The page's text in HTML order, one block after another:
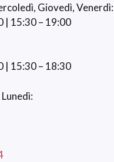
Giovedì, Venerdì:
| 15:30 – 19:00
| 15:30 – 18:30